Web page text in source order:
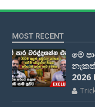
MOST RECENT
මේ